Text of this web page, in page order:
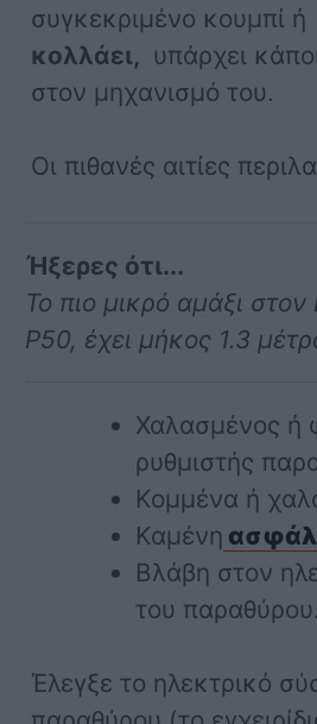
συγκεκριμένο κουμπί ή
κολλάει, υπάρχει
στον μηχανισμό του.
Οι πιθανές αιτίες
Ήξερες ότι...
Το πιο μικρό αμάξι
P50, έχει μήκος 1.3
Χαλασμένος ή
ρυθμιστής
Κομμένα ή
Καμένη
Βλάβη στον
του παραθύρου.
Έλεγξε το ηλεκτρικό